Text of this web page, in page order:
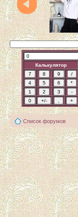
Калькулятор
Список форумов